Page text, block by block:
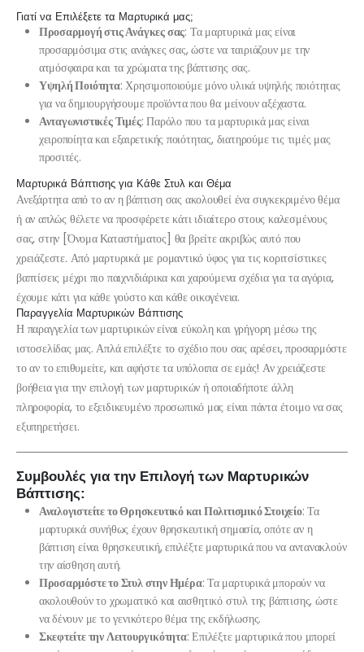
Γιατί να Επιλέξετε τα Μαρτυρικά μας;
Προσαρμογή στις Ανάγκες σας: Τα μαρτυρικά μας είναι
προσαρμόσιμα στις ανάγκες σας, ώστε να ταιριάζουν με την
ατμόσφαιρα και τα χρώματα της βάπτισης σας.
Υψηλή Ποιότητα: Χρησιμοποιούμε μόνο υλικά υψηλής ποιότητας
για να δημιουργήσουμε προϊόντα που θα μείνουν αξέχαστα.
Ανταγωνιστικές Τιμές: Παρόλο που τα μαρτυρικά μας είναι
χειροποίητα και εξαιρετικής ποιότητας, διατηρούμε τις τιμές μας
προσιτές.
Μαρτυρικά Βάπτισης για Κάθε Στυλ και Θέμα
Ανεξάρτητα από το αν η βάπτιση σας ακολουθεί ένα συγκεκριμένο θέμα
ή αν απλώς θέλετε να προσφέρετε κάτι ιδιαίτερο στους καλεσμένους
σας, στην [Όνομα Καταστήματος] θα βρείτε ακριβώς αυτό που
χρειάζεστε. Από μαρτυρικά με ρομαντικό ύφος για τις κοριτσίστικες
βαπτίσεις μέχρι πιο παιχνιδιάρικα και χαρούμενα σχέδια για τα αγόρια,
έχουμε κάτι για κάθε γούστο και κάθε οικογένεια.
Παραγγελία Μαρτυρικών Βάπτισης
Η παραγγελία των μαρτυρικών είναι εύκολη και γρήγορη μέσω της
ιστοσελίδας μας. Απλά επιλέξτε το σχέδιο που σας αρέσει, προσαρμόστε
το αν το επιθυμείτε, και αφήστε τα υπόλοιπα σε εμάς! Αν χρειάζεστε
βοήθεια για την επιλογή των μαρτυρικών ή οποιαδήποτε άλλη
πληροφορία, το εξειδικευμένο προσωπικό μας είναι πάντα έτοιμο να σας
εξυπηρετήσει.
Συμβουλές για την Επιλογή των Μαρτυρικών
Βάπτισης:
Αναλογιστείτε το Θρησκευτικό και Πολιτισμικό Στοιχείο: Τα
μαρτυρικά συνήθως έχουν θρησκευτική σημασία, οπότε αν η
βάπτιση είναι θρησκευτική, επιλέξτε μαρτυρικά που να αντανακλούν
την αίσθηση αυτή.
Προσαρμόστε το Στυλ στην Ημέρα: Τα μαρτυρικά μπορούν να
ακολουθούν το χρωματικό και αισθητικό στυλ της βάπτισης, ώστε
να δένουν με το γενικότερο θέμα της εκδήλωσης.
Σκεφτείτε την Λειτουργικότητα: Επιλέξτε μαρτυρικά που μπορεί